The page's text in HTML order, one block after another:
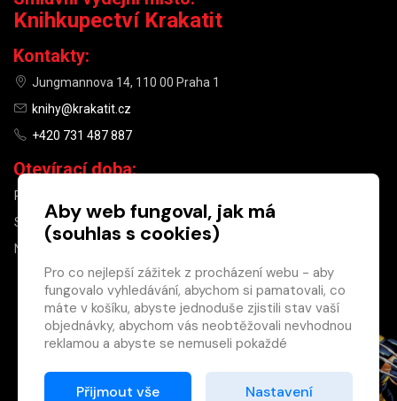
×
Máte u nás již
registrovaný
účet?
Registrací získáte slevu
Knihkupectví Krakatit
Kontakty:
Jungmannova 14, 110 00 Praha 1
knihy@krakatit.cz
+420 731 487 887
Otevírací doba:
PO–PÁ
SO
10:00–13:00
NE
Aby web fungoval, jak má
(souhlas s cookies)
Pro co nejlepší zážitek z procházení webu - aby
fungovalo vyhledávání, abychom si pamatovali, co
máte v košíku, abyste jednoduše zjistili stav vaší
objednávky, abychom vás neobtěžovali nevhodnou
reklamou a abyste se nemuseli pokaždé
Proto od vás potřebujeme souhlas se
Přijmout vše Nastavení